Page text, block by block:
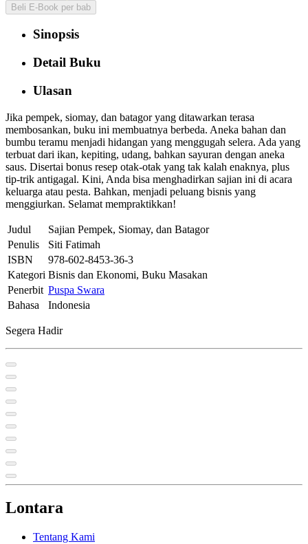
Beli E-Book per bab
Sinopsis
Detail Buku
Ulasan
Jika pempek, siomay, dan batagor yang ditawarkan terasa
membosankan, buku ini membuatnya berbeda. Aneka bahan dan
bumbu teramu menjadi hidangan yang menggugah selera. Ada yang
terbuat dari ikan, kepiting, udang, bahkan sayuran dengan aneka
saus. Disertai bonus resep otak-otak yang tak kalah enaknya, plus
tip-trik antigagal. Kini, Anda bisa menghadirkan sajian ini di acara
keluarga atau pesta. Bahkan, menjadi peluang bisnis yang
menggiurkan. Selamat mempraktikkan!
Judul
Sajian Pempek, Siomay, dan Batagor
Penulis
Siti Fatimah
ISBN
978-602-8453-36-3
Kategori Bisnis dan Ekonomi, Buku Masakan
Penerbit Puspa Swara
Bahasa
Indonesia
Segera Hadir
Lontara
Tentang Kami